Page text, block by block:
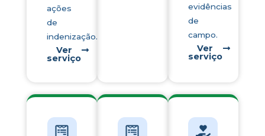
ações
de
indenização.
Ver
serviço
evidências
de
campo.
Ver
serviço